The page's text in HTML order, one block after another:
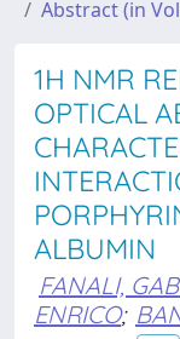
Abstract (in
1H NMR
OPTICAL
ALBUMIN
FANALI,
ENRICO;